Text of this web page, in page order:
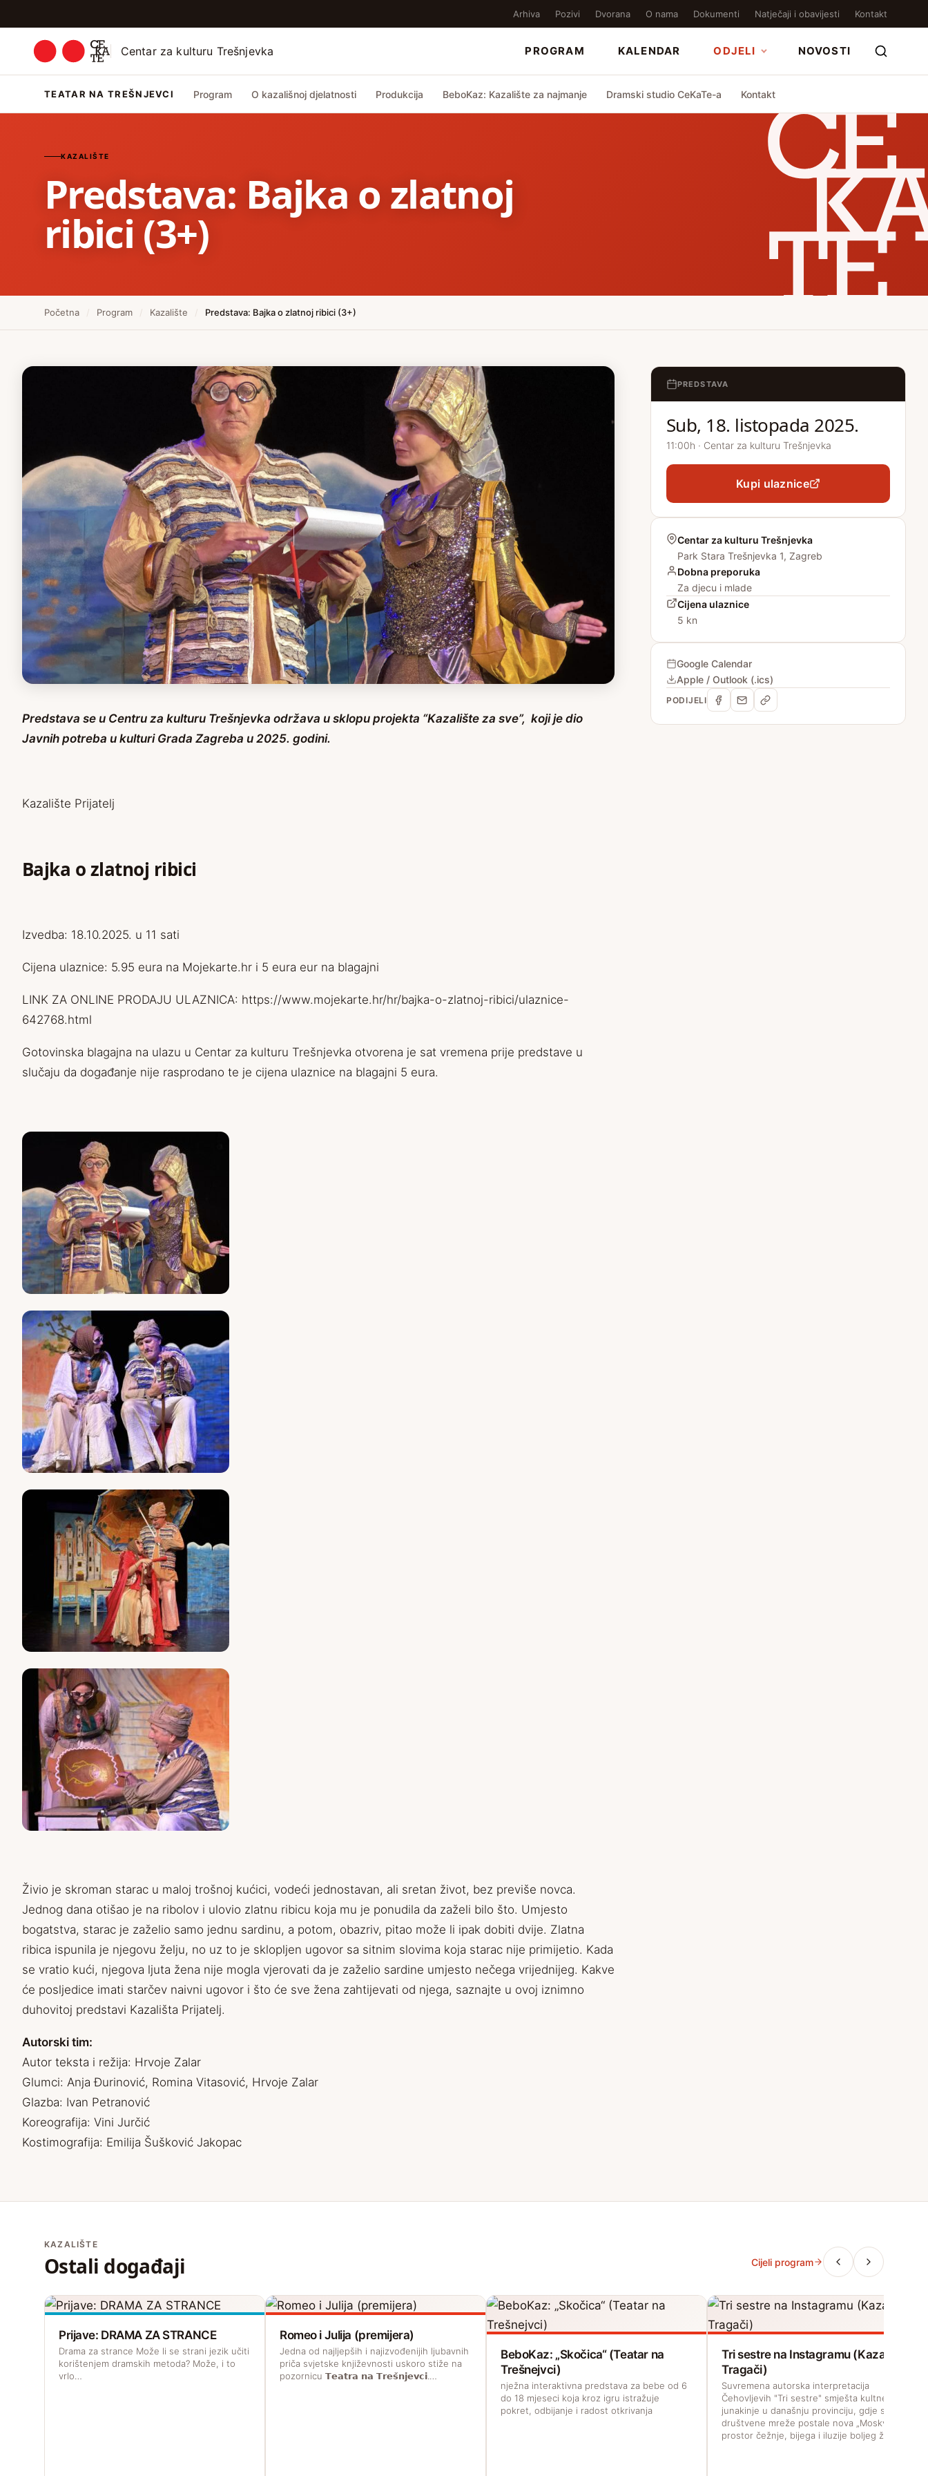
Arhiva Pozivi Dvorana O nama Dokumenti Natječaji i obavijesti Kontakt
Centar za kulturu Trešnjevka PROGRAM KALENDAR ODJELI NOVOSTI
TEATAR NA TREŠNJEVCI Program O kazališnoj djelatnosti Produkcija BeboKaz: Kazalište za najmanje Dramski studio CeKaTe-a Kontakt
KAZALIŠTE
Predstava: Bajka o zlatnoj
ribici (3+)
Početna / Program / Kazalište / Predstava: Bajka o zlatnoj ribici (3+)
Predstava se u Centru za kulturu Trešnjevka održava u sklopu projekta “Kazalište za sve”, koji je dio
Javnih potreba u kulturi Grada Zagreba u 2025. godini.
Kazalište Prijatelj
Bajka o zlatnoj ribici
Izvedba: 18.10.2025. u 11 sati
Cijena ulaznice: 5.95 eura na Mojekarte.hr i 5 eura eur na blagajni
LINK ZA ONLINE PRODAJU ULAZNICA: https://www.mojekarte.hr/hr/bajka-o-zlatnoj-ribici/ulaznice-
642768.html
Gotovinska blagajna na ulazu u Centar za kulturu Trešnjevka otvorena je sat vremena prije predstave u
slučaju da događanje nije rasprodano te je cijena ulaznice na blagajni 5 eura.
Živio je skroman starac u maloj trošnoj kućici, vodeći jednostavan, ali sretan život, bez previše novca.
Jednog dana otišao je na ribolov i ulovio zlatnu ribicu koja mu je ponudila da zaželi bilo što. Umjesto
bogatstva, starac je zaželio samo jednu sardinu, a potom, obazriv, pitao može li ipak dobiti dvije. Zlatna
ribica ispunila je njegovu želju, no uz to je sklopljen ugovor sa sitnim slovima koja starac nije primijetio. Kada
se vratio kući, njegova ljuta žena nije mogla vjerovati da je zaželio sardine umjesto nečega vrijednijeg. Kakve
će posljedice imati starčev naivni ugovor i što će sve žena zahtijevati od njega, saznajte u ovoj iznimno
duhovitoj predstavi Kazališta Prijatelj.
Autorski tim:
Autor teksta i režija: Hrvoje Zalar
Glumci: Anja Đurinović, Romina Vitasović, Hrvoje Zalar
Glazba: Ivan Petranović
Koreografija: Vini Jurčić
Kostimografija: Emilija Šušković Jakopac
PREDSTAVA
Sub, 18. listopada 2025.
11:00h · Centar za kulturu Trešnjevka
Kupi ulaznice
Centar za kulturu Trešnjevka
Park Stara Trešnjevka 1, Zagreb
Dobna preporuka
Za djecu i mlade
Cijena ulaznice
5 kn
Google Calendar
Apple / Outlook (.ics)
PODIJELI
KAZALIŠTE
Ostali događaji Cijeli program
Prijave: DRAMA ZA STRANCE
Drama za strance Može li se strani jezik učiti
korištenjem dramskih metoda? Može, i to
vrlo…
Romeo i Julija (premijera)
Jedna od najljepših i najizvođenijih ljubavnih
priča svjetske književnosti uskoro stiže na
pozornicu 𝗧𝗲𝗮𝘁𝗿𝗮 𝗻𝗮 𝗧𝗿𝗲𝘀̌𝗻𝗷𝗲𝘃𝗰𝗶.…
BeboKaz: „Skočica“ (Teatar na
Trešnejvci)
nježna interaktivna predstava za bebe od 6
do 18 mjeseci koja kroz igru istražuje
pokret, odbijanje i radost otkrivanja
Tri sestre na Instagramu (Kazalište
Tragači)
Suvremena autorska interpretacija
Čehovljevih "Tri sestre" smješta kultne
junakinje u današnju provinciju, gdje su
društvene mreže postale nova „Moskva“,
prostor čežnje, bijega i iluzije boljeg života.